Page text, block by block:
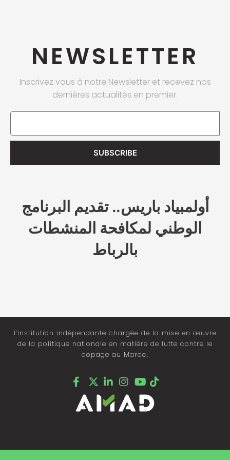
NEWSLETTER
Inscrivez vous à notre Newsletter et recevez nos
dernières actualités en premier.
Email
SUBSCRIBE
أولمبياد باريس.. تقديم البرنامج
الوطني لمكافحة المنشطات
بالرباط
l’institution indépendante chargée de la mise en œuvre
de la politique nationale en matière de lutte contre le
dopage au Maroc.